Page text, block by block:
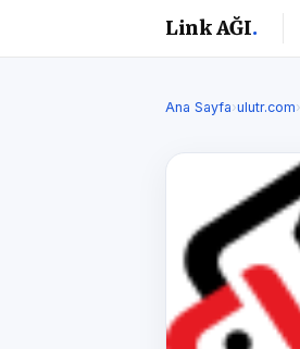
Link AĞI.
Ana Sayfa›ulutr.com›